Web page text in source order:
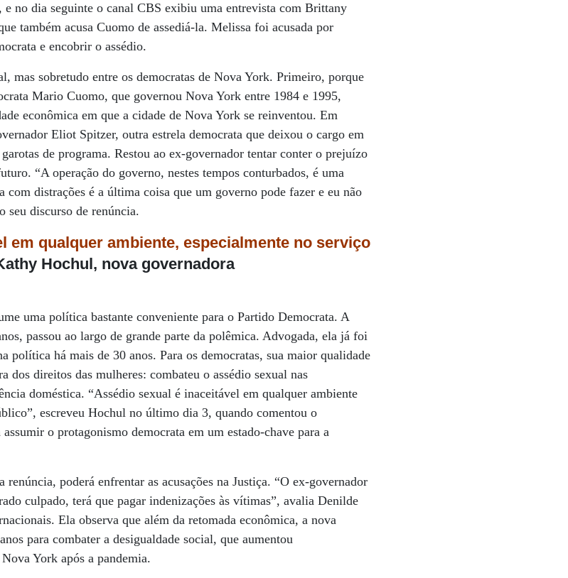
e no dia seguinte o canal CBS exibiu uma entrevista com Brittany
também acusa Cuomo de assediá-la. Melissa foi acusada por
e encobrir o assédio.
mas sobretudo entre os democratas de Nova York. Primeiro, porque
Mario Cuomo, que governou Nova York entre 1984 e 1995,
econômica em que a cidade de Nova York se reinventou. Em
Eliot Spitzer, outra estrela democrata que deixou o cargo em
de programa. Restou ao ex-governador tentar conter o prejuízo
“A operação do governo, nestes tempos conturbados, é uma
com distrações é a última coisa que um governo pode fazer e eu não
seu discurso de renúncia.
em qualquer ambiente, especialmente no serviço
Hochul, nova governadora
uma política bastante conveniente para o Partido Democrata. A
passou ao largo de grande parte da polêmica. Advogada, ela já foi
política há mais de 30 anos. Para os democratas, sua maior qualidade
dos direitos das mulheres: combateu o assédio sexual nas
doméstica. “Assédio sexual é inaceitável em qualquer ambiente
escreveu Hochul no último dia 3, quando comentou o
o protagonismo democrata em um estado-chave para a
poderá enfrentar as acusações na Justiça. “O ex-governador
culpado, terá que pagar indenizações às vítimas”, avalia Denilde
Ela observa que além da retomada econômica, a nova
para combater a desigualdade social, que aumentou
York após a pandemia.